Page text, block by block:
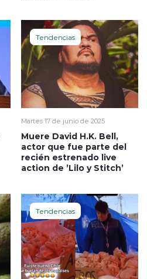
Tendencias
Martes 17 de junio de 2025
Muere David H.K. Bell,
actor que fue parte del
recién estrenado live
action de ’Lilo y Stitch’
Tendencias